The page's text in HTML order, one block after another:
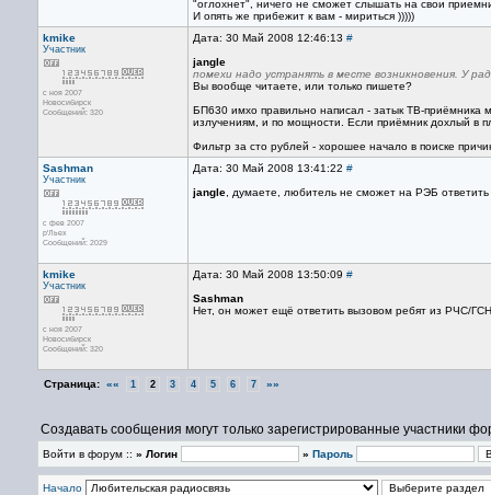
"оглохнет", ничего не сможет слышать на свои
И опять же прибежит к вам - мириться )))))
kmike
Участник
с ноя 2007
Новосибирск
Сообщений: 320
Дата: 30 Май 2008 12:46:13 #
jangle
помехи надо устранять в месте возникновения. У
Вы вообще читаете, или только пишете?
БП630 имхо правильно написал - затык ТВ-приёмника
излучениям, и по мощности. Если приёмник дохлый в
Фильтр за сто рублей - хорошее начало в поиске
Sashman
Участник
с фев 2007
р'Льех
Сообщений: 2029
Дата: 30 Май 2008 13:41:22 #
jangle , думаете, любитель не сможет на РЭБ
kmike
Участник
с ноя 2007
Новосибирск
Сообщений: 320
Дата: 30 Май 2008 13:50:09 #
Sashman
Нет, он может ещё ответить вызовом ребят из РЧС/
Страница: «« 1 2 3 4 5 6 7 »»
Создавать сообщения могут только зарегистрированные участники
Войти в форум :: » Логин » Пароль
Начало